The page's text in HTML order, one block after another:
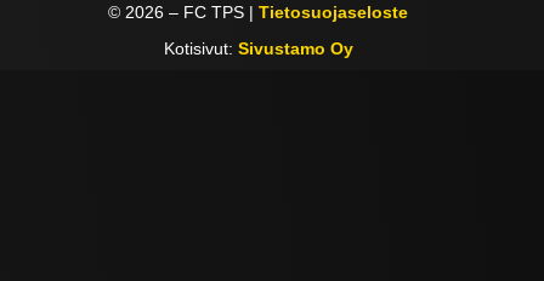
© 2026 – FC TPS |Tietosuojaseloste
Kotisivut: Sivustamo Oy